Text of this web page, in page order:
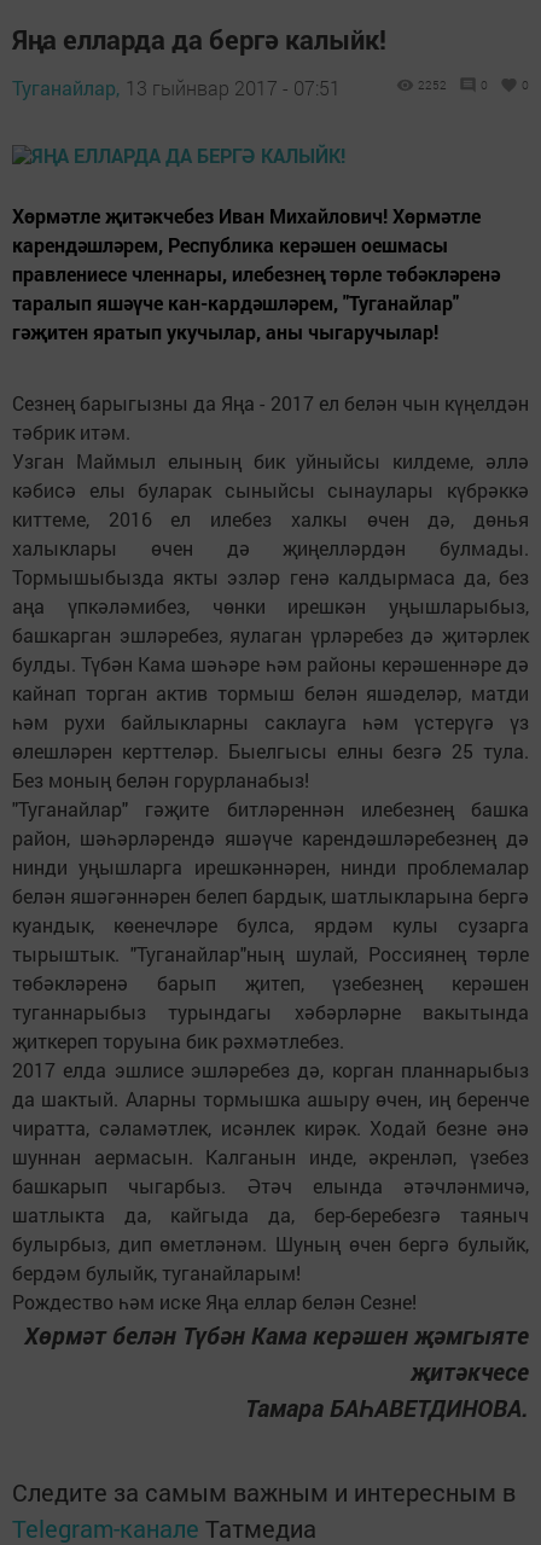
Яңа елларда да бергә калыйк!
Туганайлар, 13 гыйнвар 2017 - 07:51 2252 0 0
Хөрмәтле җитәкчебез Иван Михайлович! Хөрмәтле
карендәшләрем, Республика керәшен оешмасы
правлениесе членнары, илебезнең төрле төбәкләренә
таралып яшәүче кан-кардәшләрем, "Туганайлар"
гәҗитен яратып укучылар, аны чыгаручылар!
Сезнең барыгызны да Яңа - 2017 ел белән чын күңелдән
тәбрик итәм.
Узган Маймыл елының бик уйныйсы килдеме, әллә
кәбисә елы буларак сыныйсы сынаулары күбрәккә
киттеме, 2016 ел илебез халкы өчен дә, дөнья
халыклары өчен дә җиңелләрдән булмады.
Тормышыбызда якты эзләр генә калдырмаса да, без
аңа үпкәләмибез, чөнки ирешкән уңышларыбыз,
башкарган эшләребез, яулаган үрләребез дә җитәрлек
булды. Түбән Кама шәһәре һәм районы керәшеннәре дә
кайнап торган актив тормыш белән яшәделәр, матди
һәм рухи байлыкларны саклауга һәм үстерүгә үз
өлешләрен керттеләр. Быелгысы елны безгә 25 тула.
Без моның белән горурланабыз!
"Туганайлар" гәҗите битләреннән илебезнең башка
район, шәһәрләрендә яшәүче карендәшләребезнең дә
нинди уңышларга ирешкәннәрен, нинди проблемалар
белән яшәгәннәрен белеп бардык, шатлыкларына бергә
куандык, көенечләре булса, ярдәм кулы сузарга
тырыштык. "Туганайлар"ның шулай, Россиянең төрле
төбәкләренә барып җитеп, үзебезнең керәшен
туганнарыбыз турындагы хәбәрләрне вакытында
җиткереп торуына бик рәхмәтлебез.
2017 елда эшлисе эшләребез дә, корган планнарыбыз
да шактый. Аларны тормышка ашыру өчен, иң беренче
чиратта, сәламәтлек, исәнлек кирәк. Ходай безне әнә
шуннан аермасын. Калганын инде, әкренләп, үзебез
башкарып чыгарбыз. Әтәч елында әтәчләнмичә,
шатлыкта да, кайгыда да, бер-беребезгә таяныч
булырбыз, дип өметләнәм. Шуның өчен бергә булыйк,
бердәм булыйк, туганайларым!
Рождество һәм иске Яңа еллар белән Сезне!
Хөрмәт белән Түбән Кама керәшен җәмгыяте
җитәкчесе
Тамара БАҺАВЕТДИНОВА.
Следите за самым важным и интересным в
Telegram-канале Татмедиа